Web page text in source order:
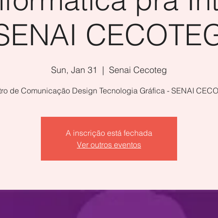
Sun, Jan 31
  |
Senai Cecoteg
de Comunicação Design Tecnologia Gráfica - SENAI
A inscrição está fechada
Ver outros eventos